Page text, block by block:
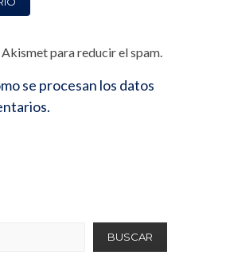
para reducir el spam.
se procesan los datos
BUSCAR